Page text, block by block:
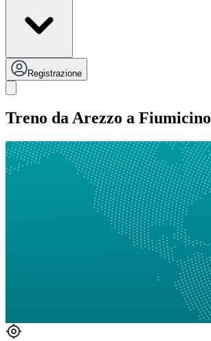
Registrazione
Treno da Arezzo a Fiumicino